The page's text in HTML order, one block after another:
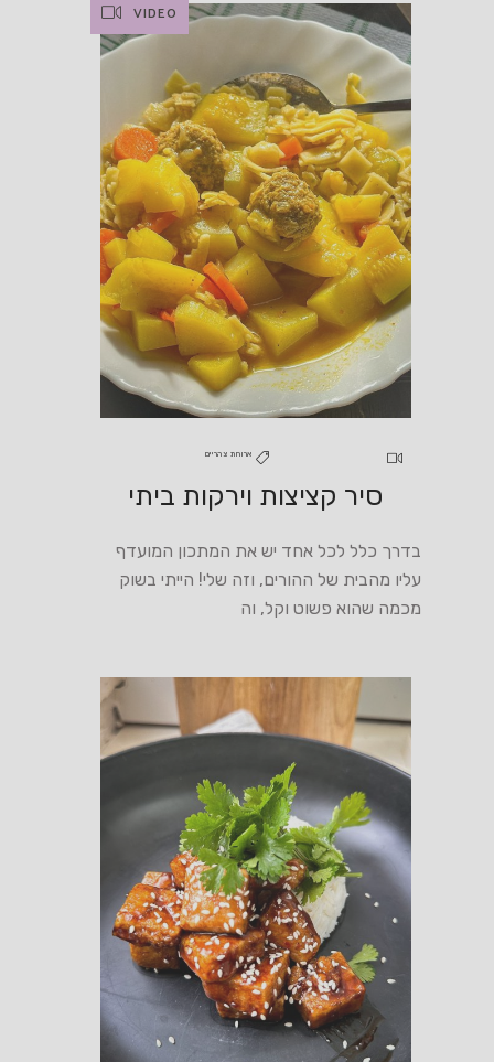
VIDEO
ארוחת צהריים
סיר קציצות וירקות ביתי
בדרך כלל לכל אחד יש את המתכון המועדף
עליו מהבית של ההורים, וזה שלי! הייתי בשוק
מכמה שהוא פשוט וקל, וה